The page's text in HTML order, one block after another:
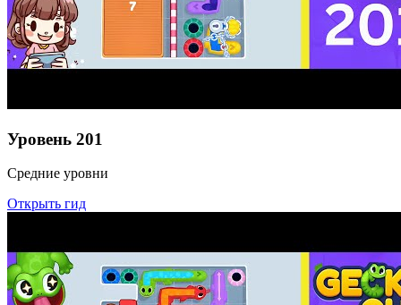
Уровень 201
Средние уровни
Открыть гид